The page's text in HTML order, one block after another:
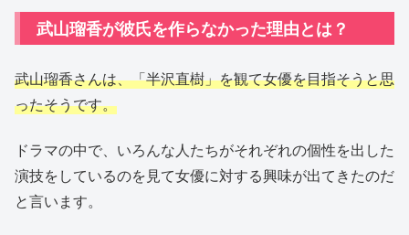
武山瑠香が彼氏を作らなかった理由とは？
武山瑠香さんは、「半沢直樹」を観て女優を目指そうと思
ったそうです。
ドラマの中で、いろんな人たちがそれぞれの個性を出した
演技をしているのを見て女優に対する興味が出てきたのだ
と言います。